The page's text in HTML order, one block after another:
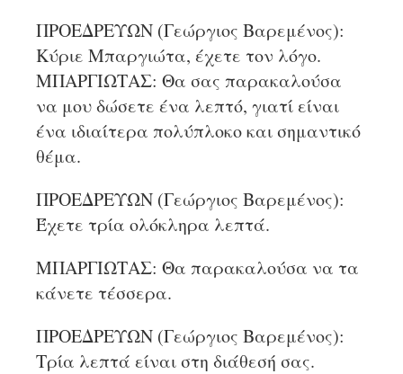
ΠΡΟΕΔΡΕΥΩΝ (Γεώργιος Βαρεμένος):
Κύριε Μπαργιώτα, έχετε τον λόγο.
ΜΠΑΡΓΙΩΤΑΣ: Θα σας παρακαλούσα
να μου δώσετε ένα λεπτό, γιατί είναι
ένα ιδιαίτερα πολύπλοκο και σημαντικό
θέμα.
ΠΡΟΕΔΡΕΥΩΝ (Γεώργιος Βαρεμένος):
Έχετε τρία ολόκληρα λεπτά.
ΜΠΑΡΓΙΩΤΑΣ: Θα παρακαλούσα να τα
κάνετε τέσσερα.
ΠΡΟΕΔΡΕΥΩΝ (Γεώργιος Βαρεμένος):
Τρία λεπτά είναι στη διάθεσή σας.